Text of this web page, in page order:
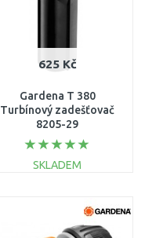
625 Kč
Gardena T 380
Turbínový zadešťovač
8205-29
SKLADEM
Porovnat